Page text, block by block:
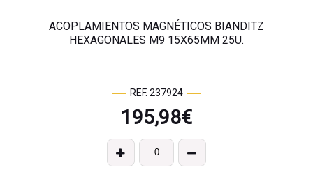
ACOPLAMIENTOS MAGNÉTICOS BIANDITZ
HEXAGONALES M9 15X65MM 25U.
REF. 237924
195,98€